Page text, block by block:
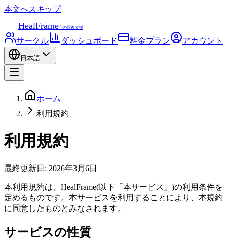
本文へスキップ
HealFrame心の回復支援
サークル ダッシュボード 料金プラン アカウント
日本語
ホーム
利用規約
利用規約
最終更新日: 2026年3月6日
本利用規約は、HealFrame(以下「本サービス」)の利用条件を
定めるものです。本サービスを利用することにより、本規約
に同意したものとみなされます。
サービスの性質